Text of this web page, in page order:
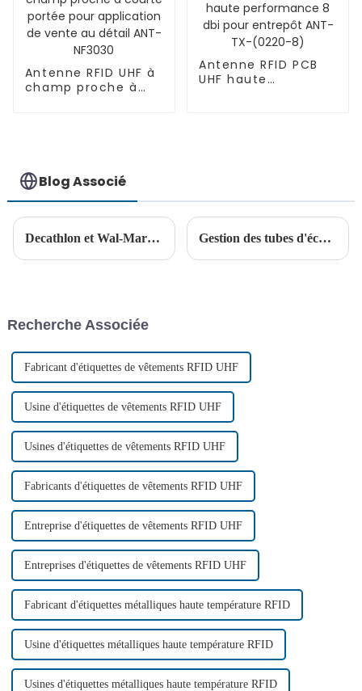
Antenne RFID UHF à
champ proche à
Antenne RFID PCB
UHF haute
Blog Associé
Decathlon et Wal-Mart ont considérablement réduit leurs coûts et augmenté leur efficacité en s'appuyant sur la RFID ! Gestion des tubes d'échantillons avec la technologie RFID
Recherche Associée
Fabricant d'étiquettes de vêtements RFID UHF
Usine d'étiquettes de vêtements RFID UHF
Usines d'étiquettes de vêtements RFID UHF
Fabricants d'étiquettes de vêtements RFID UHF
Entreprise d'étiquettes de vêtements RFID UHF
Entreprises d'étiquettes de vêtements RFID UHF
Fabricant d'étiquettes métalliques haute température RFID
Usine d'étiquettes métalliques haute température RFID
Usines d'étiquettes métalliques haute température RFID